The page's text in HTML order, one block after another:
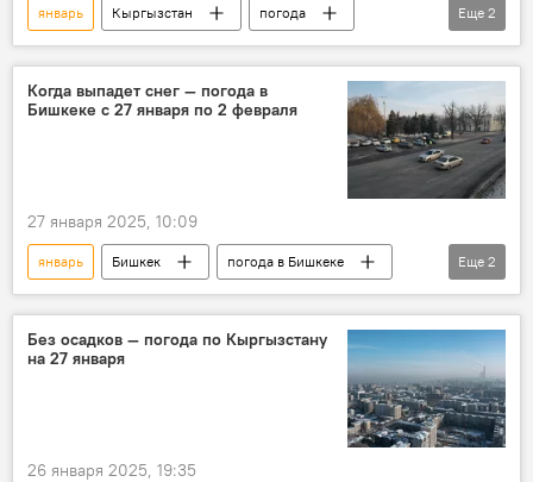
январь Кыргызстан
погода
прогноз
Кыргызгидромет
Еще 2
Когда выпадет снег — погода в
Бишкеке с 27 января по 2 февраля
27 января 2025, 10:09
январь Бишкек
погода в Бишкеке
прогноз погоды
погода
Еще 2
Без осадков — погода по Кыргызстану
на 27 января
26 января 2025, 19:35